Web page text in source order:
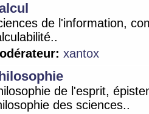
de l'information,
xantox
de l'esprit,
des sciences..